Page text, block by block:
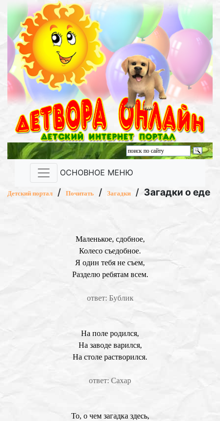
ОСНОВНОЕ МЕНЮ
Детский портал / Почитать / Загадки / Загадки о еде
Маленькое, сдобное,
Колесо съедобное.
Я один тебя не съем,
Разделю ребятам всем.
ответ: Бублик
На поле родился,
На заводе варился,
На столе растворился.
ответ: Сахар
То, о чем загадка здесь,